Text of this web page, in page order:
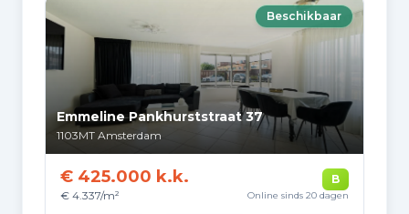
Beschikbaar
Emmeline Pankhurststraat 37
1103MT Amsterdam
€ 425.000 k.k.
€ 4.337/m²
B
Online sinds 20 dagen